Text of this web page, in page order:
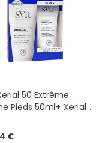
50 Extrême
Pieds 50ml+ Xerial
€